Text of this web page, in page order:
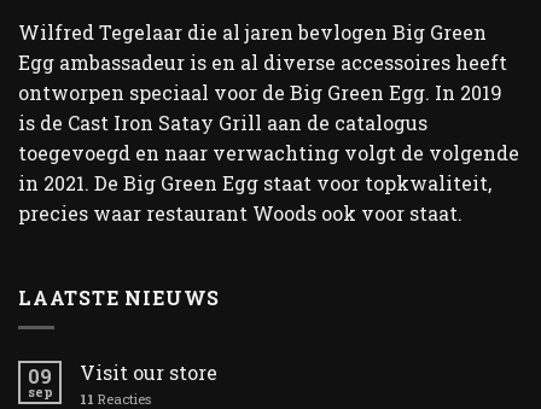
Wilfred Tegelaar die al jaren bevlogen Big Green
Egg ambassadeur is en al diverse accessoires heeft
ontworpen speciaal voor de Big Green Egg. In 2019
is de Cast Iron Satay Grill aan de catalogus
toegevoegd en naar verwachting volgt de volgende
in 2021. De Big Green Egg staat voor topkwaliteit,
precies waar restaurant Woods ook voor staat.
LAATSTE NIEUWS
09
sep
Visit our store
11 Reacties